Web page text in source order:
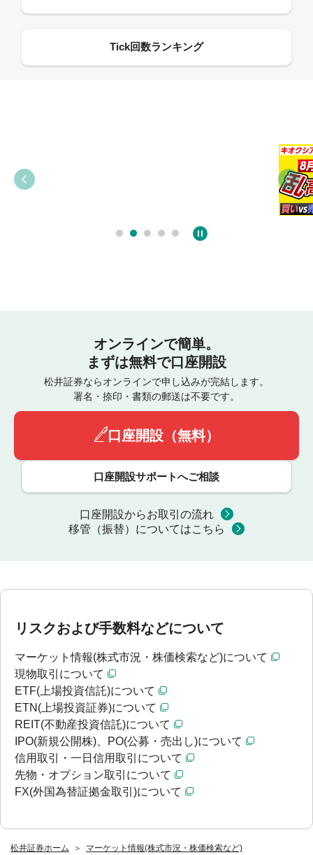
松井証券ホーム
マーケット情報(株式市況・株価検索など)
オンラインで簡単。
まずは無料で口座開設
松井証券ならオンラインで申し込みが完結します。
署名・捺印・書類の郵送は不要です。
口座開設（無料）
口座開設サポートへご相談
口座開設からお取引の流れ
移管（振替）についてはこちら
リスクおよび手数料などについて
マーケット情報(株式市況・株価検索など)について
現物取引について
ETF(上場投資信託)について
ETN(上場投資証券)について
REIT(不動産投資信託)について
IPO(新規公開株)、PO(公募・売出し)について
信用取引・一日信用取引について
先物・オプション取引について
FX(外国為替証拠金取引)について